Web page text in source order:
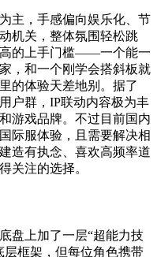
主，手感偏向娱乐化、节
机关，整体氛围轻松跳
高的上手门槛——一个能一
，和一个刚学会搭斜板就
的体验天差地别。据了
户群，IP联动内容极为丰
游戏品牌。不过目前国内
际服体验，且需要解决相
造有执念、喜欢高频率道
关注的选择。
盘上加了一层“超能力技
层框架，但每位角色携带